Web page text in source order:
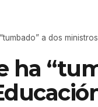
a dos
ha